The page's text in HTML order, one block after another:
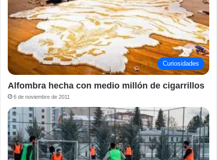
Curiosidades
Alfombra hecha con medio millón de cigarrillos
6 de noviembre de 2011